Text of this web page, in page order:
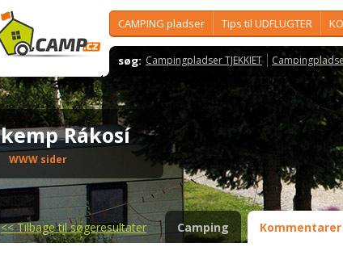
CAMPING pladser Tips til UDFLUGTER
søg: Campingpladser TJEKKIET
kemp Rákosí
WWW sider
<<Tilbage til søgeresultater Camping Kommentarer